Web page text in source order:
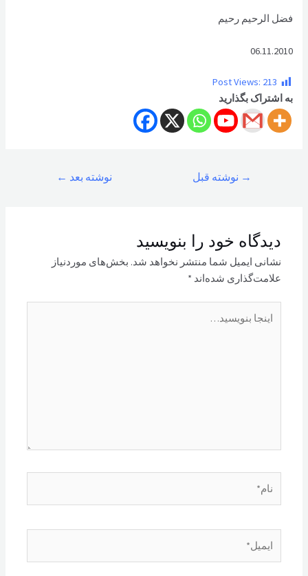
فضل الرحیم رحیم
06.11.2010
Post Views: 213
به اشتراک بگذارید
→ نوشته قبل نوشته بعد ←
دیدگاه‌ خود را بنویسید
نشانی ایمیل شما منتشر نخواهد شد. بخش‌های موردنیاز
علامت‌گذاری شده‌اند *
بنویسید…